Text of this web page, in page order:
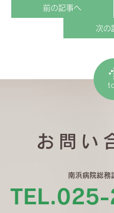
前の記事へ
次の
お問い
南浜病院総